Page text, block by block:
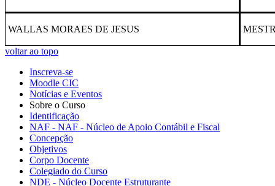
WALLAS MORAES DE JESUS
voltar ao topo
Inscreva-se
Moodle CIC
Notícias e Eventos
Sobre o Curso
Identificação
NAF - NAF - Núcleo de Apoio Contábil e Fiscal
Concepção
Objetivos
Corpo Docente
Colegiado do Curso
NDE - Núcleo Docente Estruturante